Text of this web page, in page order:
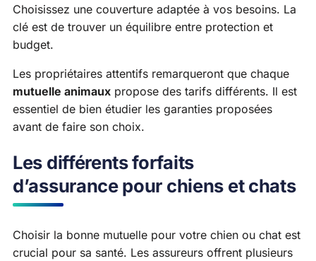
Choisissez une couverture adaptée à vos besoins. La
clé est de trouver un équilibre entre protection et
budget.
Les propriétaires attentifs remarqueront que chaque
mutuelle animaux propose des tarifs différents. Il est
essentiel de bien étudier les garanties proposées
avant de faire son choix.
Les différents forfaits
d’assurance pour chiens et chats
Choisir la bonne mutuelle pour votre chien ou chat est
crucial pour sa santé. Les assureurs offrent plusieurs